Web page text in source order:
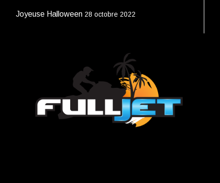
Joyeuse Halloween 28 octobre 2022